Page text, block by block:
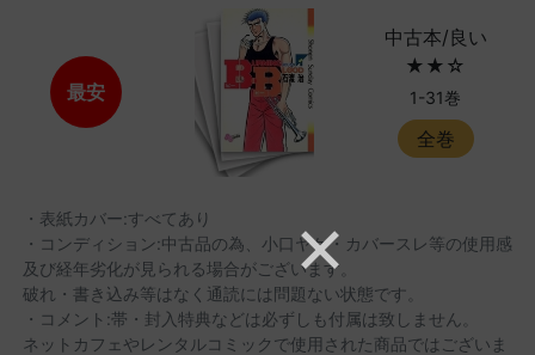
最安
中古本/良い
★★☆
1-31巻
全巻
・表紙カバー:すべてあり
・コンディション:中古品の為、小口ヤケ・カバースレ等の使用感
及び経年劣化が見られる場合がございます。
破れ・書き込み等はなく通読には問題ない状態です。
・コメント:帯・封入特典などは必ずしも付属は致しません。
ネットカフェやレンタルコミックで使用された商品ではございま